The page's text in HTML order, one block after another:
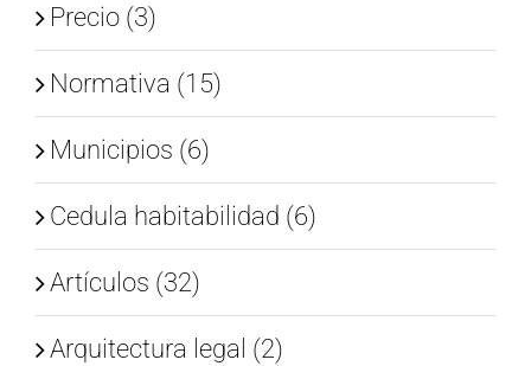
Precio (3)
Normativa (15)
Municipios (6)
Cedula habitabilidad (6)
Artículos (32)
Arquitectura legal (2)